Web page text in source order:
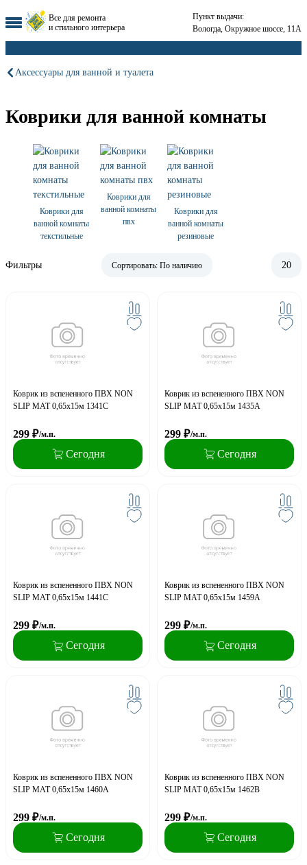
Все для ремонта
и стильного интерьера
Пункт выдачи:
Вологда, Окружное шоссе, 11А
Аксессуары для ванной и туалета
Коврики для ванной комнаты
Коврики для
ванной комнаты
текстильные
Коврики для
ванной комнаты
пвх
Коврики для
ванной комнаты
резиновые
Фильтры Сортировать: По наличию 20
Коврик из вспененного ПВХ NON
SLIP MAT 0,65х15м 1341С
299 ₽/м.п.
Сегодня
Коврик из вспененного ПВХ NON
SLIP MAT 0,65х15м 1435A
299 ₽/м.п.
Сегодня
Коврик из вспененного ПВХ NON
SLIP MAT 0,65х15м 1441C
299 ₽/м.п.
Сегодня
Коврик из вспененного ПВХ NON
SLIP MAT 0,65х15м 1459A
299 ₽/м.п.
Сегодня
Коврик из вспененного ПВХ NON
SLIP MAT 0,65х15м 1460A
299 ₽/м.п.
Сегодня
Коврик из вспененного ПВХ NON
SLIP MAT 0,65х15м 1462B
299 ₽/м.п.
Сегодня